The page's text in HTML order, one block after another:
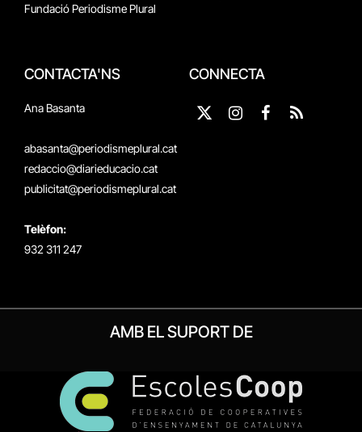
Fundació Periodisme Plural
CONTACTA'NS
Ana Basanta
abasanta@periodismeplural.cat
redaccio@diarieducacio.cat
publicitat@periodismeplural.cat
Telèfon:
932 311 247
CONNECTA
X
InstagramFacebook
RSS
AMB EL SUPORT DE